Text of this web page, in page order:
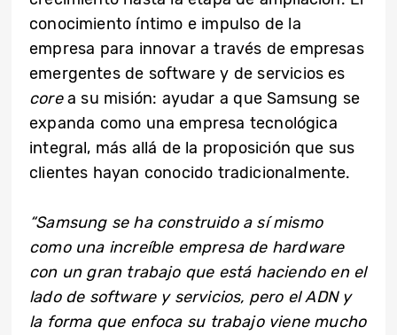
conocimiento íntimo e impulso de la
empresa para innovar a través de empresas
emergentes de software y de servicios es
corea su misión: ayudar a que Samsung se
expanda como una empresa tecnológica
integral, más allá de la proposición que sus
clientes hayan conocido tradicionalmente.
“Samsung se ha construido a sí mismo
como una increíble empresa de hardware
con un gran trabajo que está haciendo en el
lado de software y servicios, pero el ADN y
la forma que enfoca su trabajo viene mucho